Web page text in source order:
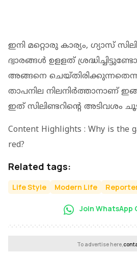
ഇനി മറ്റൊരു കാര്യം, ഗ്യാസ്
ദ്വാരങ്ങള്‍ ഉളളത്
അങ്ങനെ
താപനില നിലനിര്‍ത്താനാണ്
ഇത് സിലിണ്ടറിന്റെ അടിവശം
Content Highlights : Why is the
red?
Related tags:
Life Style Modern Life
Join WhatsApp
To advertise here,